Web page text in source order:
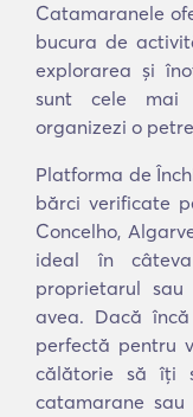
Catamaranele
bucura de
explorarea și
sunt cele mai
organizezi o
Platforma de
bărci verificate
Concelho,
ideal în
proprietarul
avea. Dacă
perfectă pentru
călătorie să îți
catamarane